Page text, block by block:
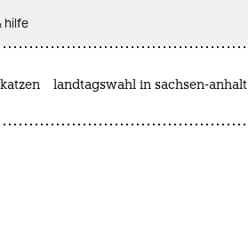
hilfe
katzen landtagswahl in sachsen-anhalt